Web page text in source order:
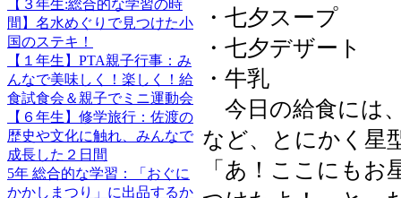
【３年生:総合的な学習の時
間】名水めぐりで見つけた小
国のステキ！
【１年生】PTA親子行事：み
んなで美味しく！楽しく！給
食試食会＆親子でミニ運動会
【６年生】修学旅行：佐渡の
歴史や文化に触れ、みんなで
成長した２日間
5年 総合的な学習：「おぐに
かかしまつり」に出品するか
・七夕スープ
・七夕デザート
・牛乳
今日の給食には
など、とにかく星
「あ！ここにも